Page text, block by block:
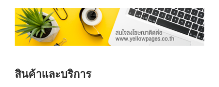
สินค้าและบริการ